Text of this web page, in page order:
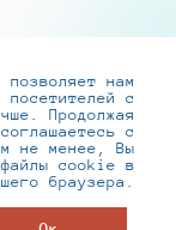
0-260
строение 1
нам
посетителей с
Продолжая
с
не менее, Вы
файлы cookie в
браузера.